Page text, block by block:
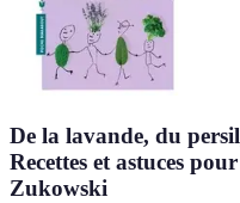
De la lavande, du
Recettes et astuces
Zukowski